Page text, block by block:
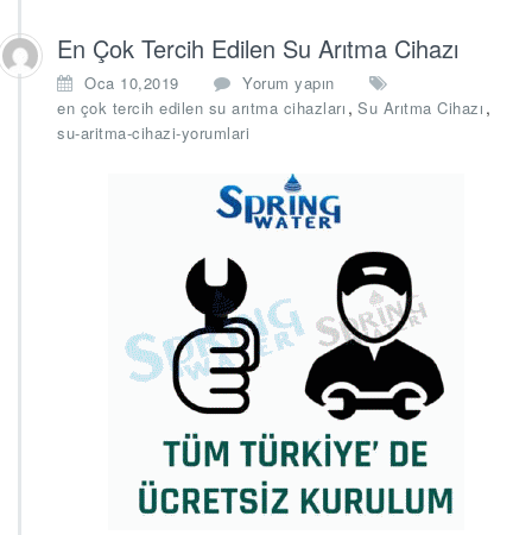
En Çok Tercih Edilen Su Arıtma Cihazı
Oca 10,2019
Yorum yapın
en çok tercih edilen su arıtma cihazları , Su Arıtma Cihazı ,
su-aritma-cihazi-yorumlari